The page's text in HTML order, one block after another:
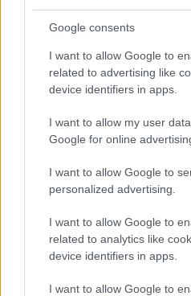
Google consents
I want to allow Google to
related to advertising like
device identifiers in apps.
I want to allow my user
Google for online
I want to allow Google to
personalized advertising.
I want to allow Google to
related to analytics like
device identifiers in apps.
I want to allow Google to
©2026 - rifaidate.it - p.iva